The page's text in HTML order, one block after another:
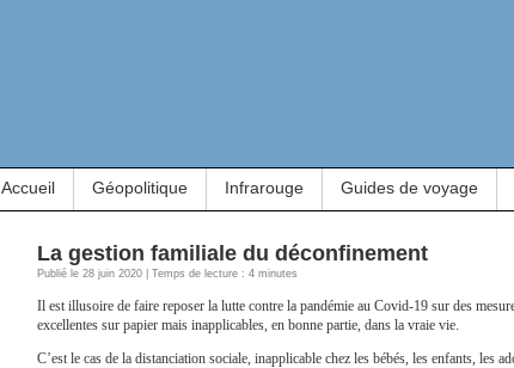
Accueil Géopolitique Infrarouge Guides de voyage
La gestion familiale du déconfinement
Publié le 28 juin 2020 | Temps de lecture : 4 minutes
Il est illusoire de faire reposer la lutte contre la pandémie au Covid-19 sur des
excellentes sur papier mais inapplicables, en bonne partie, dans la vraie vie.
C’est le cas de la distanciation sociale, inapplicable chez les bébés, les enfants, les